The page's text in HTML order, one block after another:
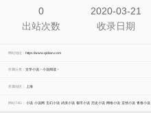
0
出站次数
2020-03-21
收录日期
网站地址： https://www.qidian.com
所属分类： 文学小说>小说阅读>
所属地区： 上海
网站TAG： 小说 小说网 玄幻小说 武侠小说 都市小说 历史小说 网络小说 言情小说 青春小说